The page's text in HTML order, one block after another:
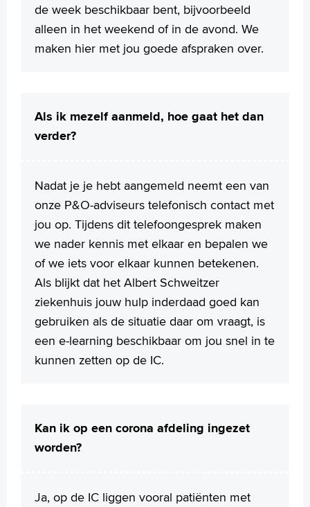
de week beschikbaar bent, bijvoorbeeld
alleen in het weekend of in de avond. We
maken hier met jou goede afspraken over.
Als ik mezelf aanmeld, hoe gaat het dan
verder?
Nadat je je hebt aangemeld neemt een van
onze P&O-adviseurs telefonisch contact met
jou op. Tijdens dit telefoongesprek maken
we nader kennis met elkaar en bepalen we
of we iets voor elkaar kunnen betekenen.
Als blijkt dat het Albert Schweitzer
ziekenhuis jouw hulp inderdaad goed kan
gebruiken als de situatie daar om vraagt, is
een e-learning beschikbaar om jou snel in te
kunnen zetten op de IC.
Kan ik op een corona afdeling ingezet
worden?
Ja, op de IC liggen vooral patiënten met